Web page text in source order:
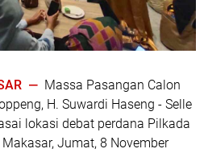
— Massa Pasangan Calon
H. Suwardi Haseng - Selle
lokasi debat perdana Pilkada
Jumat, 8 November